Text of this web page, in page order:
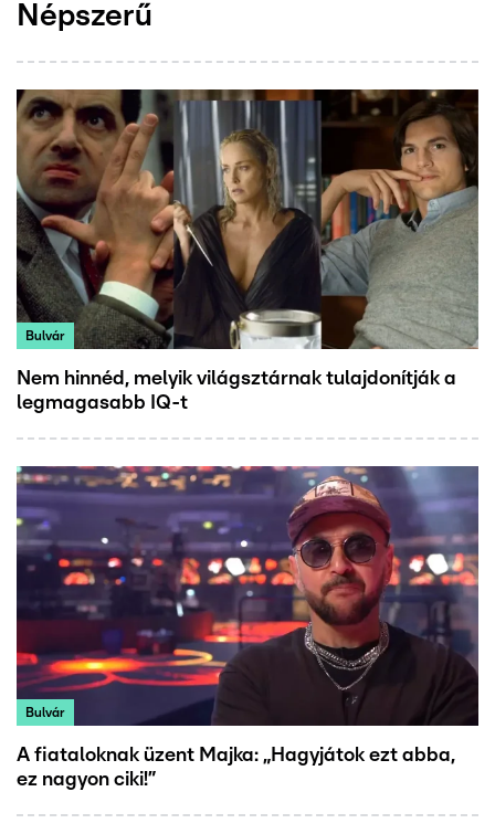
Népszerű
Bulvár
Nem hinnéd, melyik világsztárnak tulajdonítják a
legmagasabb IQ-t
Bulvár
A fiataloknak üzent Majka: „Hagyjátok ezt abba,
ez nagyon ciki!”